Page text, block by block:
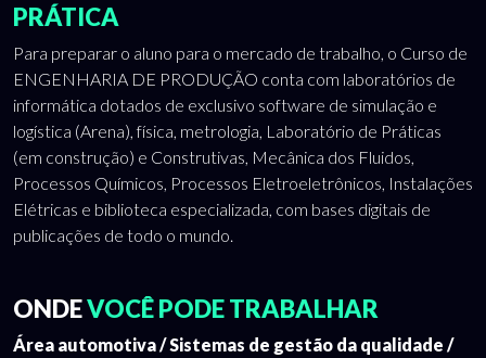
PRÁTICA
Para preparar o aluno para o mercado de trabalho, o Curso de
ENGENHARIA DE PRODUÇÃO conta com laboratórios de
informática dotados de exclusivo software de simulação e
logística (Arena), física, metrologia, Laboratório de Práticas
(em construção) e Construtivas, Mecânica dos Fluidos,
Processos Químicos, Processos Eletroeletrônicos, Instalações
Elétricas e biblioteca especializada, com bases digitais de
publicações de todo o mundo.
ONDEVOCÊ PODE TRABALHAR
Área automotiva / Sistemas de gestão da qualidade /